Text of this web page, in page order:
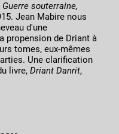
Guerre souterraine,
Jean Mabire nous
d'une
propension de Driant à
tomes, eux-mêmes
Une clarification
livre, Driant Danrit,